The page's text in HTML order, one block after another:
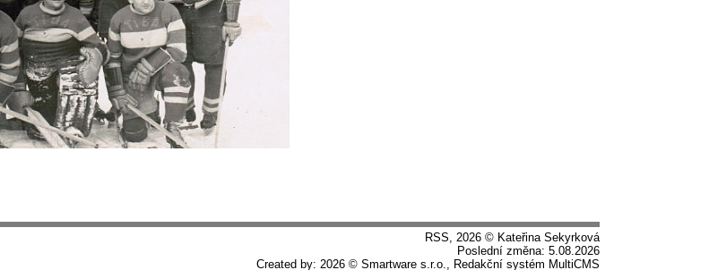
RSS , 2026 © Kateřina Sekyrková
Poslední změna: 5.08.2026
Created by: 2026 © Smartware s.r.o. Redakční systém MultiCMS